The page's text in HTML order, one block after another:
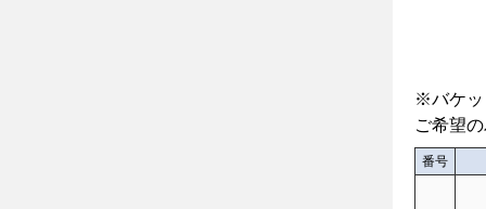
※バケッ
ご希望
番号